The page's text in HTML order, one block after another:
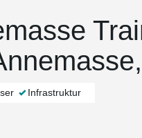
Infrastruktur